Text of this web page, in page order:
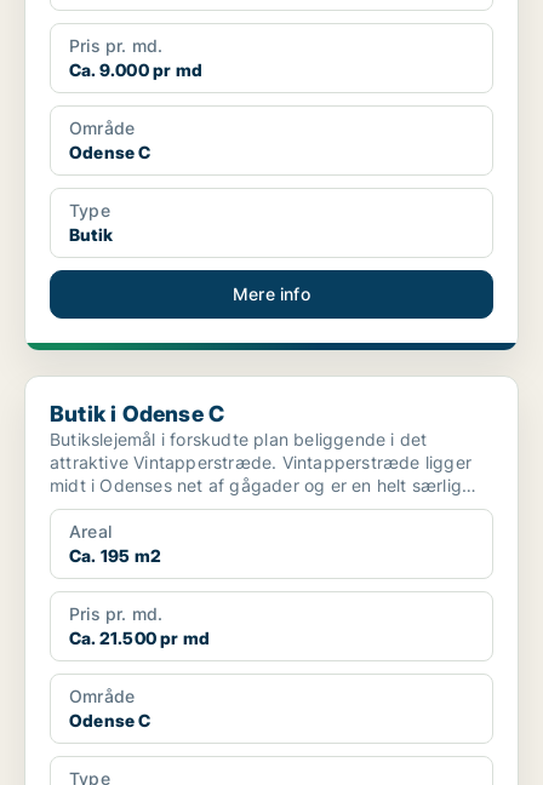
Pris pr. md.
Ca. 9.000 pr md
Område
Odense C
Type
Butik
Mere info
Butik i Odense C
Butik i Odense C
Butikslejemål i forskudte plan beliggende i det
attraktive Vintapperstræde. Vintapperstræde ligger
midt i Odenses net af gågader og er en helt særlig
gåga...
Areal
Ca. 195 m2
Pris pr. md.
Ca. 21.500 pr md
Område
Odense C
Type